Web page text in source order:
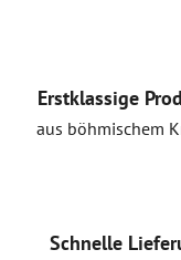
Erstklassige
aus böhmischem
Schnelle